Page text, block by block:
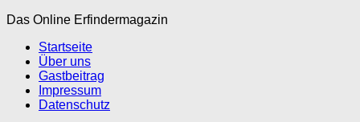
Das Online Erfindermagazin
Startseite
Über uns
Gastbeitrag
Impressum
Datenschutz